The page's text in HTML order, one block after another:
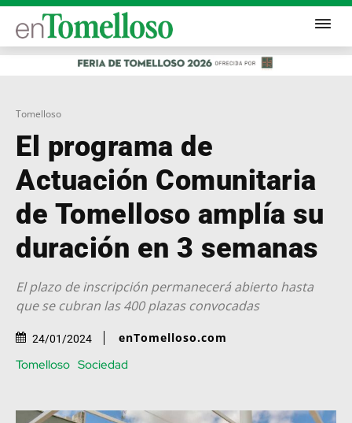
Tomelloso
El programa de
Actuación Comunitaria
de Tomelloso amplía su
duración en 3 semanas
El plazo de inscripción permanecerá abierto hasta
que se cubran las 400 plazas convocadas
24/01/2024 enTomelloso.com
Tomelloso Sociedad